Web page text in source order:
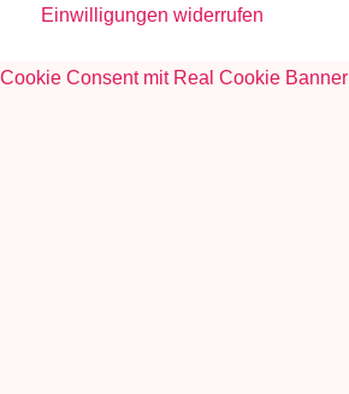
Einwilligungen widerrufen
Cookie Consent mit Real Cookie Banner